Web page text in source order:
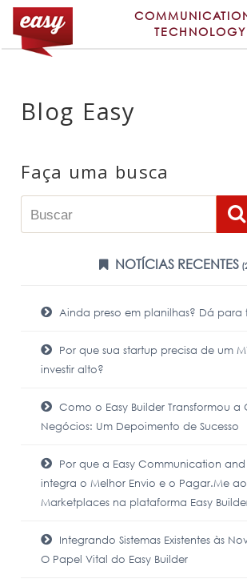
TECHNOLOGY
Blog Easy
Faça uma busca
NOTÍCIAS RECENTES
Ainda preso em planilhas? Dá para
Por que sua startup precisa de um
investir alto?
Como o Easy Builder Transformou a
Negócios: Um Depoimento de Sucesso
Por que a Easy Communication
integra o Melhor Envio e o Pagar.Me
Marketplaces na plataforma Easy
Integrando Sistemas Existentes às
O Papel Vital do Easy Builder